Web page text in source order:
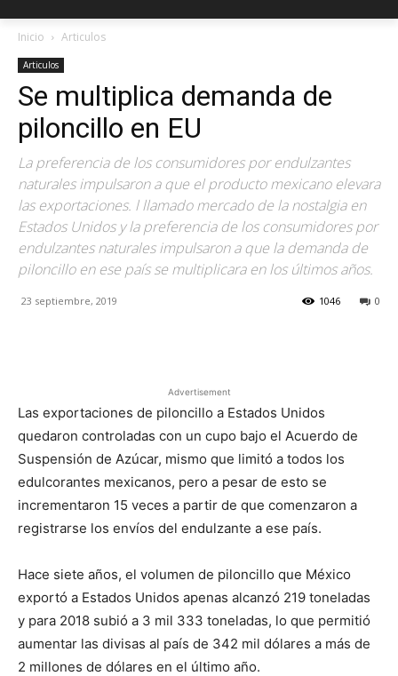
Inicio Articulos
Articulos
Se multiplica demanda de
piloncillo en EU
La preferencia de los consumidores por endulzantes
naturales impulsaron a que el producto mexicano elevara
las exportaciones. l llamado mercado de la nostalgia en
Estados Unidos y la preferencia de los consumidores por
endulzantes naturales impulsaron a que la demanda de
piloncillo en ese país se multiplicara en los últimos años.
23 septiembre, 2019 0
1046
Advertisement
Las exportaciones de piloncillo a Estados Unidos
quedaron controladas con un cupo bajo el Acuerdo de
Suspensión de Azúcar, mismo que limitó a todos los
edulcorantes mexicanos, pero a pesar de esto se
incrementaron 15 veces a partir de que comenzaron a
registrarse los envíos del endulzante a ese país.
Hace siete años, el volumen de piloncillo que México
exportó a Estados Unidos apenas alcanzó 219 toneladas
y para 2018 subió a 3 mil 333 toneladas, lo que permitió
aumentar las divisas al país de 342 mil dólares a más de
2 millones de dólares en el último año.